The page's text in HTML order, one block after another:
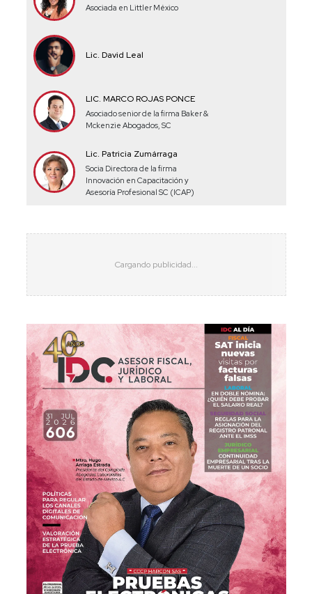
Asociada en Littler México
Lic. David Leal
LIC. MARCO ROJAS PONCE
Asociado senior de la firma Baker &
Mckenzie Abogados, SC
Lic. Patricia Zumárraga
Socia Directora de la firma
Innovación en Capacitación y
Asesoría Profesional SC (ICAP)